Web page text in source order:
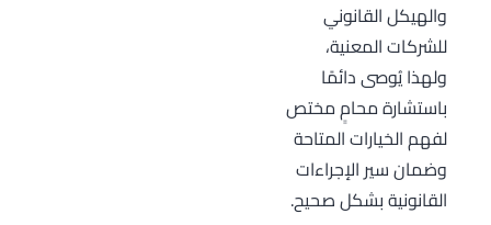
والهيكل القانوني
للشركات المعنية،
ولهذا يُوصى دائمًا
باستشارة محامٍ مختص
لفهم الخيارات المتاحة
وضمان سير الإجراءات
القانونية بشكل صحيح.